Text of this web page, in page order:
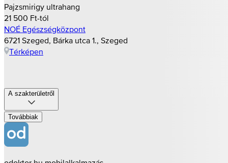
Pajzsmirigy ultrahang
21 500 Ft-tól
NOÉ Egészségközpont
6721 Szeged, Bárka utca 1., Szeged
Térképen
A szakterületről
Továbbiak